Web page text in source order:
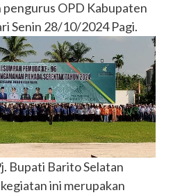
pengurus OPD Kabupaten
Senin 28/10/2024 Pagi.
Bupati Barito Selatan
ini merupakan